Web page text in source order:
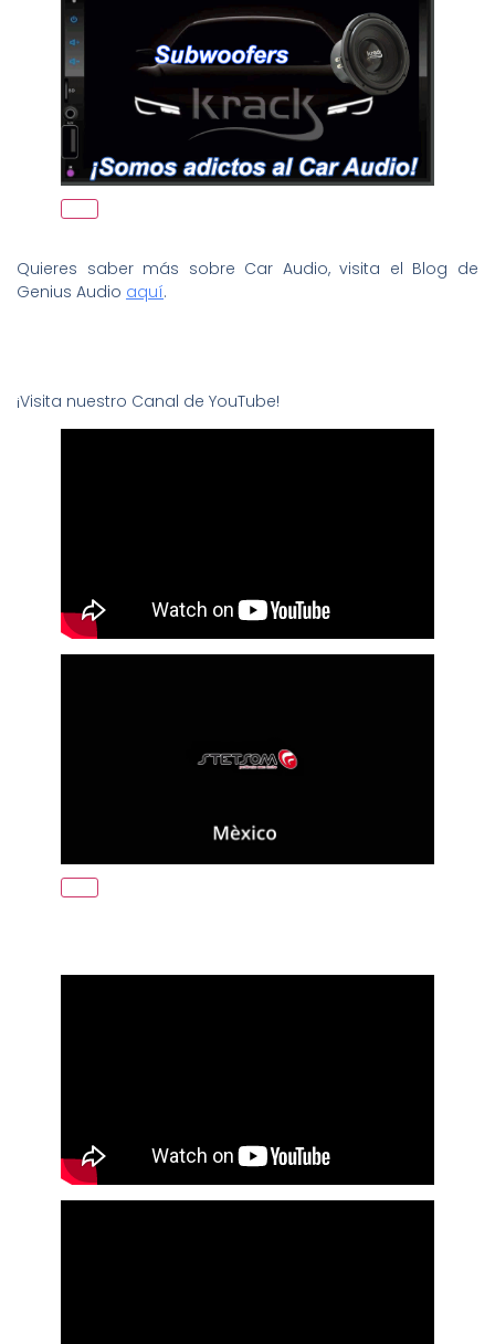
Quieres saber más sobre Car Audio, visita el Blog de
Genius Audio aquí.
¡Visita nuestro Canal de YouTube!